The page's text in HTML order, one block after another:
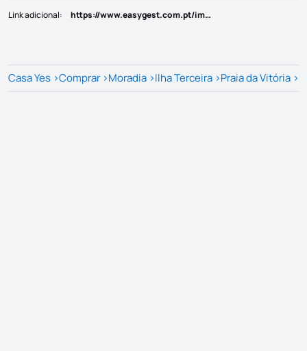
Link adicional: https://www.easygest.com.pt/imovel/?rid=25811986
Casa Yes >Comprar >Moradia >Ilha Terceira >Praia da Vitória >